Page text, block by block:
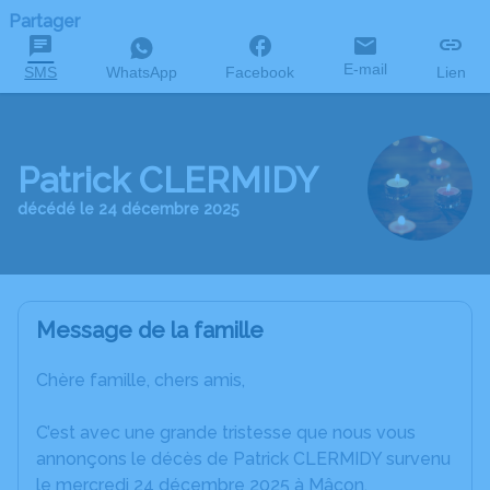
Partager
SMS WhatsApp Facebook E-mail Lien
Patrick CLERMIDY
décédé le 24 décembre 2025
Message de la famille
Chère famille, chers amis,
C’est avec une grande tristesse que nous vous
annonçons le décès de Patrick CLERMIDY survenu
le mercredi 24 décembre 2025 à Mâcon.